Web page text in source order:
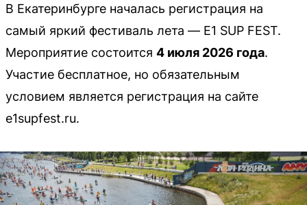
В Екатеринбурге началась регистрация на
самый яркий фестиваль лета — E1 SUP FEST.
Мероприятие состоится 4 июля 2026 года.
Участие бесплатное, но обязательным
условием является регистрация на сайте
e1supfest.ru.